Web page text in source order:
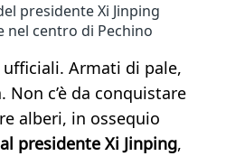
presidente Xi Jinping
nel centro di Pechino
Armati di pale,
Non c’è da conquistare
alberi, in ossequio
presidente Xi Jinping,